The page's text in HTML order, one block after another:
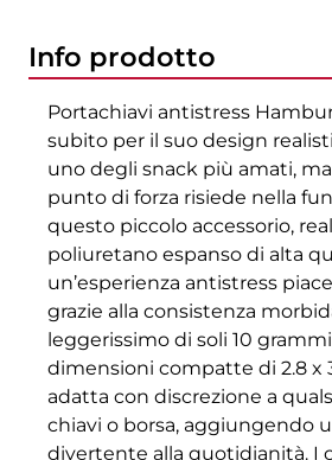
Info prodotto
Portachiavi antistress
subito per il suo design
uno degli snack più amati,
punto di forza risiede nella
questo piccolo accessorio,
poliuretano espanso di alta
un’esperienza antistress
grazie alla consistenza
leggerissimo di soli 10
dimensioni compatte di 2.8 x
adatta con discrezione a
chiavi o borsa, aggiungendo
divertente alla quotidianità. I